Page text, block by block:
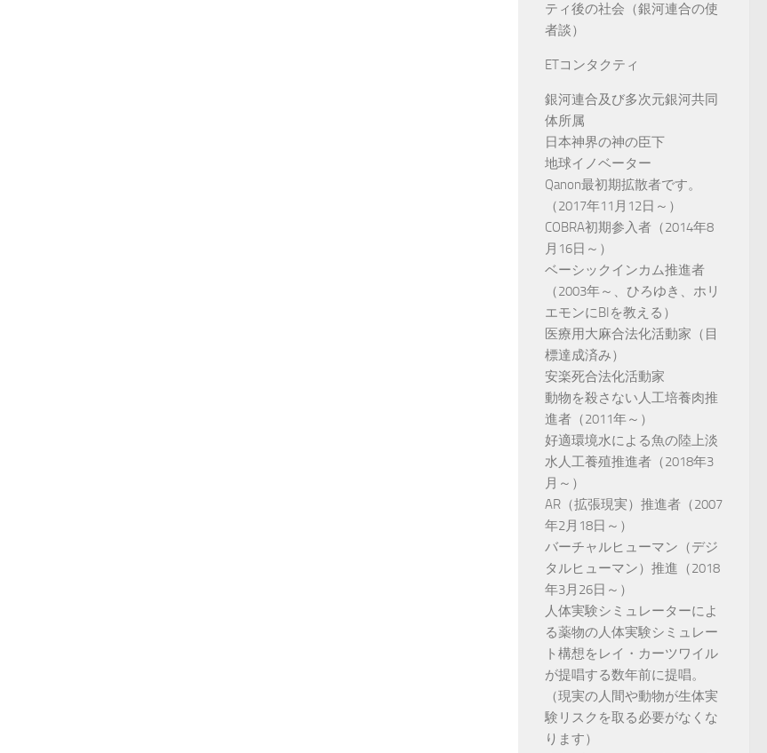
ティ後の社会（銀河連合の使
者談）
ETコンタクティ
銀河連合及び多次元銀河共同
体所属
日本神界の神の臣下
地球イノベーター
Qanon最初期拡散者です。
（2017年11月12日～）
COBRA初期参入者（2014年8
月16日～）
ベーシックインカム推進者
（2003年～、ひろゆき、ホリ
エモンにBIを教える）
医療用大麻合法化活動家（目
標達成済み）
安楽死合法化活動家
動物を殺さない人工培養肉推
進者（2011年～）
好適環境水による魚の陸上淡
水人工養殖推進者（2018年3
月～）
AR（拡張現実）推進者（2007
年2月18日～）
バーチャルヒューマン（デジ
タルヒューマン）推進（2018
年3月26日～）
人体実験シミュレーターによ
る薬物の人体実験シミュレー
ト構想をレイ・カーツワイル
が提唱する数年前に提唱。
（現実の人間や動物が生体実
験リスクを取る必要がなくな
ります）